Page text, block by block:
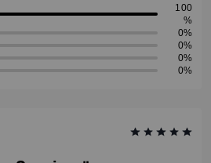
100
%
0%
0%
0%
0%